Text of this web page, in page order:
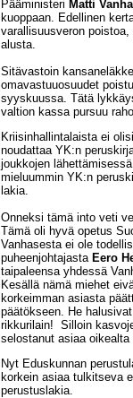
Pääministeri Matti
kuoppaan. Edellinen
varallisuusveron
alusta.
Sitävastoin
omavastuuosuudet
syyskuussa. Tätä
valtion kassa pursuu
Kriisinhallintalaista ei
noudattaa YK:n
joukkojen
mieluummin YK:n
lakia.
Onneksi tämä into veti
Tämä oli hyvä opetus
Vanhasesta ei ole
puheenjohtajastaEero
taipaleensa yhdessä
Kesällä nämä miehet
korkeimman asiasta
päätökseen. He
rikkurilain! Silloin
selostanut asiaa
Nyt Eduskunnan
korkein asiaa tulkitseva
perustuslakia.